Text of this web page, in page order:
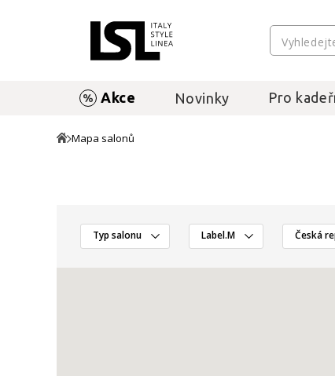
Akce Novinky Pro
Mapa salonů
Typ salonu Label.M Česká